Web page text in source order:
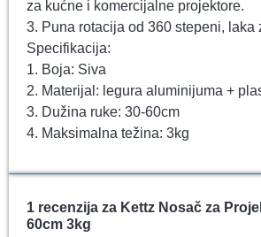
za kućne i komercijalne projektore.
3. Puna rotacija od 360 stepeni, laka
Specifikacija:
1. Boja: Siva
2. Materijal: legura aluminijuma +
3. Dužina ruke: 30-60cm
4. Maksimalna težina: 3kg
1 recenzija za Kettz Nosač za
60cm 3kg